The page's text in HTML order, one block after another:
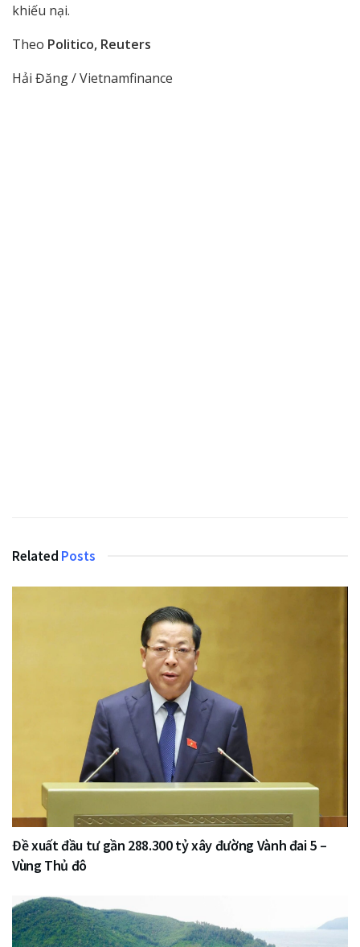
khiếu nại.
Theo Politico, Reuters
Hải Đăng / Vietnamfinance
Related Posts
Đề xuất đầu tư gần 288.300 tỷ xây đường Vành đai 5 –
Vùng Thủ đô